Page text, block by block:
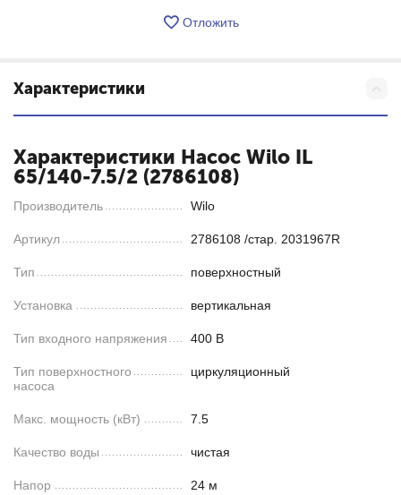
Отложить
Характеристики
Характеристики Насос Wilo IL
65/140-7.5/2 (2786108)
Производитель Wilo
Артикул 2786108 /стар. 2031967R
Тип поверхностный
Установка вертикальная
Тип входного напряжения 400 В
Тип поверхностного
насоса
циркуляционный
Макс. мощность (кВт) 7.5
Качество воды чистая
Напор 24 м